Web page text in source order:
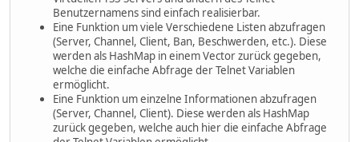
Benutzernamens sind einfach realisierbar.
Eine Funktion um viele Verschiedene Listen abzufragen
(Server, Channel, Client, Ban, Beschwerden, etc.). Diese
werden als HashMap in einem Vector zurück gegeben,
welche die einfache Abfrage der Telnet Variablen
ermöglicht.
Eine Funktion um einzelne Informationen abzufragen
(Server, Channel, Client). Diese werden als HashMap
zurück gegeben, welche auch hier die einfache Abfrage